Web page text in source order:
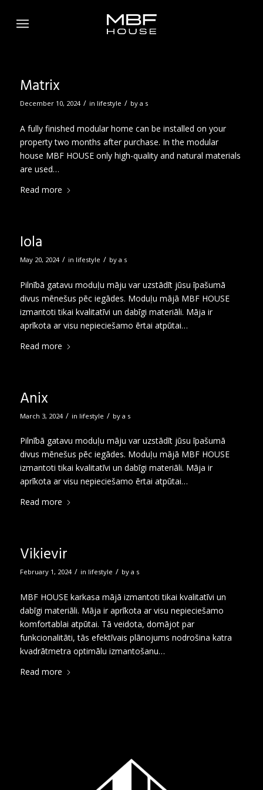
Matrix
December 10, 2024 / in lifestyle / by a s
A fully finished modular home can be installed on your
property two months after purchase. In the modular
house MBF HOUSE only high-quality and natural materials
are used…
Read more
Iola
May 20, 2024 / in lifestyle / by a s
Pilnībā gatavu moduļu māju var uzstādīt jūsu īpašumā
divus mēnešus pēc iegādes. Moduļu mājā MBF HOUSE
izmantoti tikai kvalitatīvi un dabīgi materiāli. Māja ir
aprīkota ar visu nepieciešamo ērtai atpūtai…
Read more
Anix
March 3, 2024 / in lifestyle / by a s
Pilnībā gatavu moduļu māju var uzstādīt jūsu īpašumā
divus mēnešus pēc iegādes. Moduļu mājā MBF HOUSE
izmantoti tikai kvalitatīvi un dabīgi materiāli. Māja ir
aprīkota ar visu nepieciešamo ērtai atpūtai…
Read more
Vikievir
February 1, 2024 / in lifestyle / by a s
MBF HOUSE karkasa mājā izmantoti tikai kvalitatīvi un
dabīgi materiāli. Māja ir aprīkota ar visu nepieciešamo
komfortablai atpūtai. Tā veidota, domājot par
funkcionalitāti, tās efektīvais plānojums nodrošina katra
kvadrātmetra optimālu izmantošanu…
Read more